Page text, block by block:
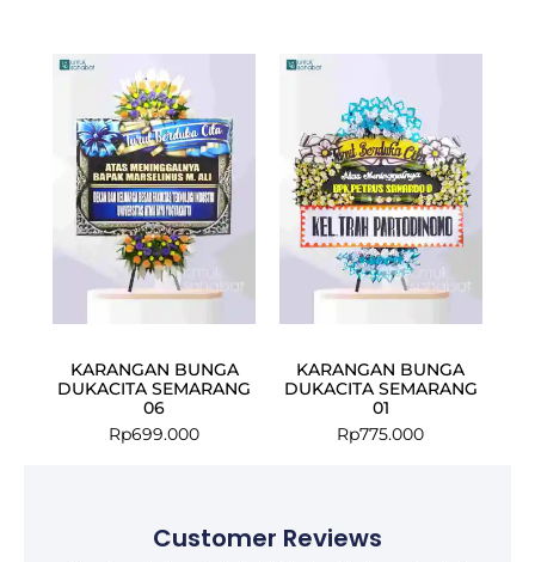
KARANGAN BUNGA
DUKACITA SEMARANG
06
Rp699.000
KARANGAN BUNGA
DUKACITA SEMARANG
01
Rp775.000
Customer Reviews